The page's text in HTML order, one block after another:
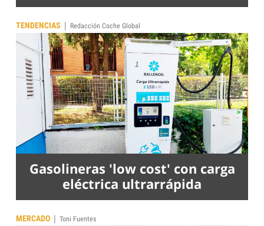
TENDENCIAS | Redacción Coche Global
Gasolineras 'low cost' con carga
eléctrica ultrarrápida
MERCADO | Toni Fuentes